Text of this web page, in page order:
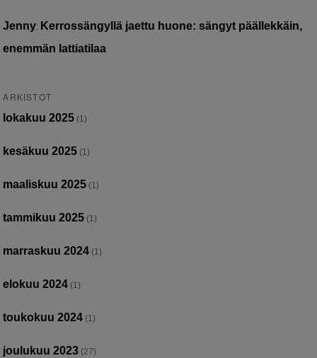
Jenny: Kerrossängyllä jaettu huone: sängyt päällekkäin,
enemmän lattiatilaa
ARKISTOT
lokakuu 2025 (1)
kesäkuu 2025 (1)
maaliskuu 2025 (1)
tammikuu 2025 (1)
marraskuu 2024 (1)
elokuu 2024 (1)
toukokuu 2024 (1)
joulukuu 2023 (27)